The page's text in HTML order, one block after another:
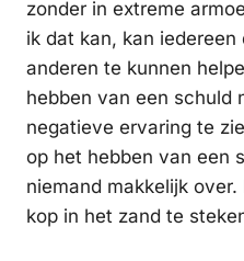
zonder in extreme
ik dat kan, kan
anderen te kunnen
hebben van een schuld
negatieve ervaring te
op het hebben van een
niemand makkelijk
kop in het zand te